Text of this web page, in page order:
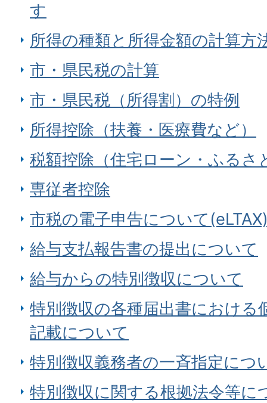
す
所得の種類と所得金額の計算方
市・県民税の計算
市・県民税（所得割）の特例
所得控除（扶養・医療費など）
税額控除（住宅ローン・ふるさ
専従者控除
市税の電子申告について
給与支払報告書の提出について
給与からの特別徴収について
特別徴収の各種届出書における
記載について
特別徴収義務者の一斉指定につ
特別徴収に関する根拠法令等に